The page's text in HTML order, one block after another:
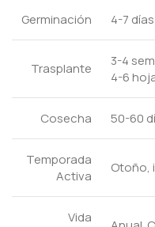
Germinación 4-7
Trasplante
3-4
4-6
Cosecha 50-60
Temporada
Activa
Otoño,
Vida